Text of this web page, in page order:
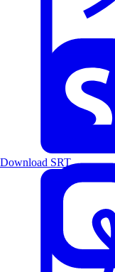
Download SRT